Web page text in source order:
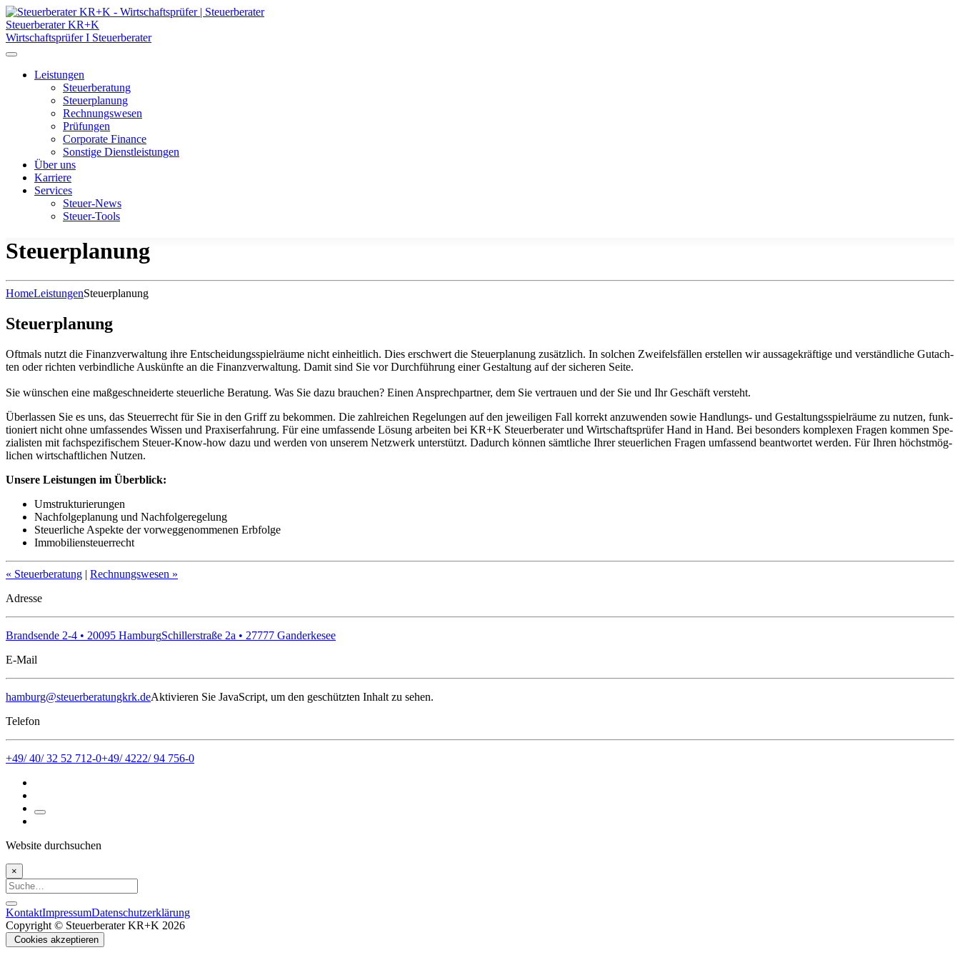
Steuerberater KR+K
Wirtschaftsprüfer I Steuerberater
Leistungen
Steuerberatung
Steuerplanung
Rechnungswesen
Prüfungen
Corporate Finance
Sonstige Dienstleistungen
Über uns
Karriere
Services
Steuer-News
Steuer-Tools
Steuerplanung
HomeLeistungenSteuerplanung
Steuerplanung
Oft­mals nutzt die Finanz­ver­wal­tung ihre Ent­schei­dungs­spiel­räume nicht ein­heit­lich. Dies erschwert die Steu­er­pla­nung zusätz­lich. In sol­chen Zwei­fels­fäl­len ers­tel­len wir aus­sa­ge­kräf­tige und ver­ständ­li­che Gut­ach­
ten oder rich­ten ver­bind­li­che Aus­künfte an die Finanz­ver­wal­tung. Damit sind Sie vor Durch­füh­rung einer Gestal­tung auf der siche­ren Seite.
Sie wünschen eine maßgeschneiderte steuerliche Beratung. Was Sie dazu brauchen? Einen Ansprechpartner, dem Sie vertrauen und der Sie und Ihr Geschäft versteht.
Über­las­sen Sie es uns, das Steu­er­recht für Sie in den Griff zu bekom­men. Die zahl­rei­chen Rege­lun­gen auf den jewei­li­gen Fall kor­rekt anzu­wen­den sowie Hand­lungs- und Gestal­tungs­spiel­räume zu nut­zen, funk­
tio­niert nicht ohne umfas­sen­des Wis­sen und Pra­xi­s­er­fah­rung. Für eine umfas­sende Lösung arbei­ten bei KR+K Steu­er­be­ra­ter und Wirt­schafts­prü­fer Hand in Hand. Bei beson­ders komplexen Fra­gen kom­men Spe­
zia­lis­ten mit fach­spe­zi­fi­schem Steuer-Know-how dazu und werden von unserem Netzwerk unterstützt. Dadurch kön­nen sämt­li­che Ihrer steu­er­li­chen Fra­gen umfas­send beant­wor­tet wer­den. Für Ihren höchst­mög­
li­chen wirt­schaft­li­chen Nut­zen.
Unsere Leistungen im Überblick:
Umstrukturierungen
Nachfolgeplanung und Nachfolgeregelung
Steuerliche Aspekte der vorweggenommenen Erbfolge
Immobiliensteuerrecht
« Steuerberatung | Rechnungswesen »
Adresse
Brandsende 2-4 • 20095 HamburgSchillerstraße 2a • 27777 Ganderkesee
E-Mail
hamburg@steuerberatungkrk.deAktivieren Sie JavaScript, um den geschützten Inhalt zu sehen.
Telefon
+49/ 40/ 32 52 712-0+49/ 4222/ 94 756-0
Website durchsuchen
×
KontaktImpressumDatenschutzerklärung
Copyright © Steuerberater KR+K 2026
Cookies akzeptieren